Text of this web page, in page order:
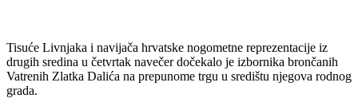
Tisuće Livnjaka i navijača hrvatske nogometne reprezentacije iz
drugih sredina u četvrtak navečer dočekalo je izbornika brončanih
Vatrenih Zlatka Dalića na prepunome trgu u središtu njegova rodnog
grada.